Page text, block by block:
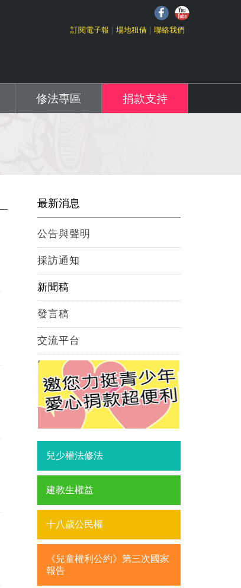
訂閱電子報 場地租借 聯絡我們
修法專區 捐款支持
最新消息
公告與聲明
採訪通知
新聞稿
發言稿
交流平台
兒少權法修法
建教生權益
十八歲公民權
《兒童權利公約》第三次國家
報告